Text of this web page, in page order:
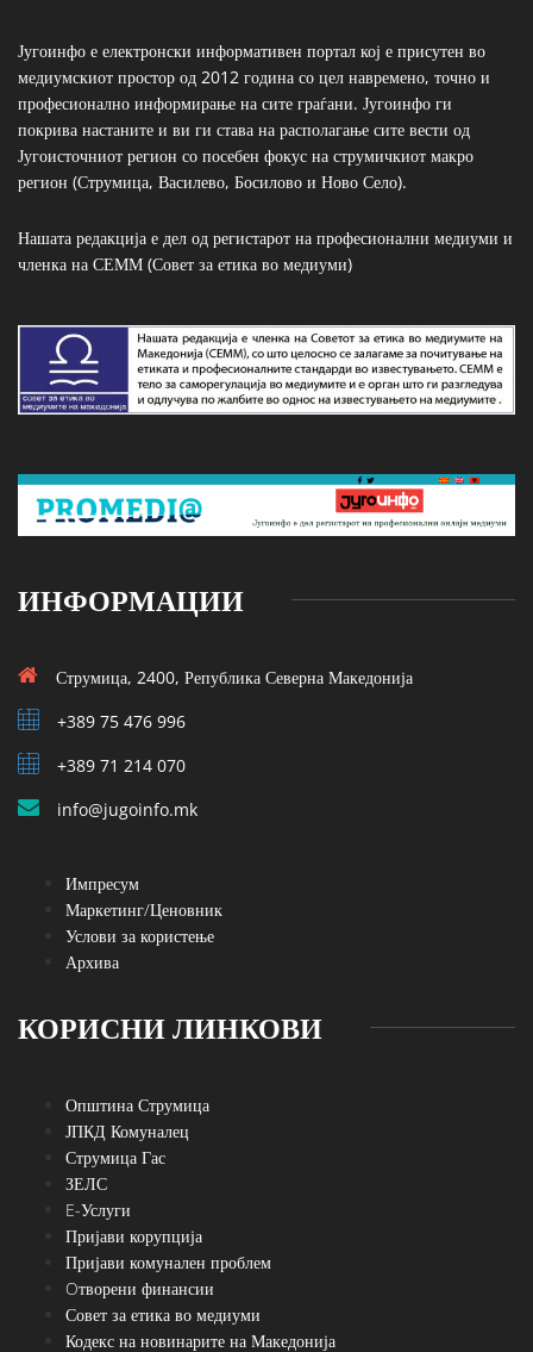
Југоинфо е електронски информативен портал кој е присутен во
медиумскиот простор од 2012 година со цел навремено, точно и
професионално информирање на сите граѓани. Југоинфо ги
покрива настаните и ви ги става на располагање сите вести од
Југоисточниот регион со посебен фокус на струмичкиот макро
регион (Струмица, Василево, Босилово и Ново Село).
Нашата редакција е дел од регистарот на професионални медиуми и
членка на СЕММ (Совет за етика во медиуми)
ИНФОРМАЦИИ
Струмица, 2400, Република Северна Македонија
+389 75 476 996
+389 71 214 070
info@jugoinfo.mk
Импресум
Маркетинг/Ценовник
Услови за користење
Архива
КОРИСНИ ЛИНКОВИ
Општина Струмица
ЈПКД Комуналец
Струмица Гас
ЗЕЛС
E-Услуги
Пријави корупција
Пријави комунален проблем
Oтворени финансии
Совет за етика во медиуми
Кодекс на новинарите на Македонија